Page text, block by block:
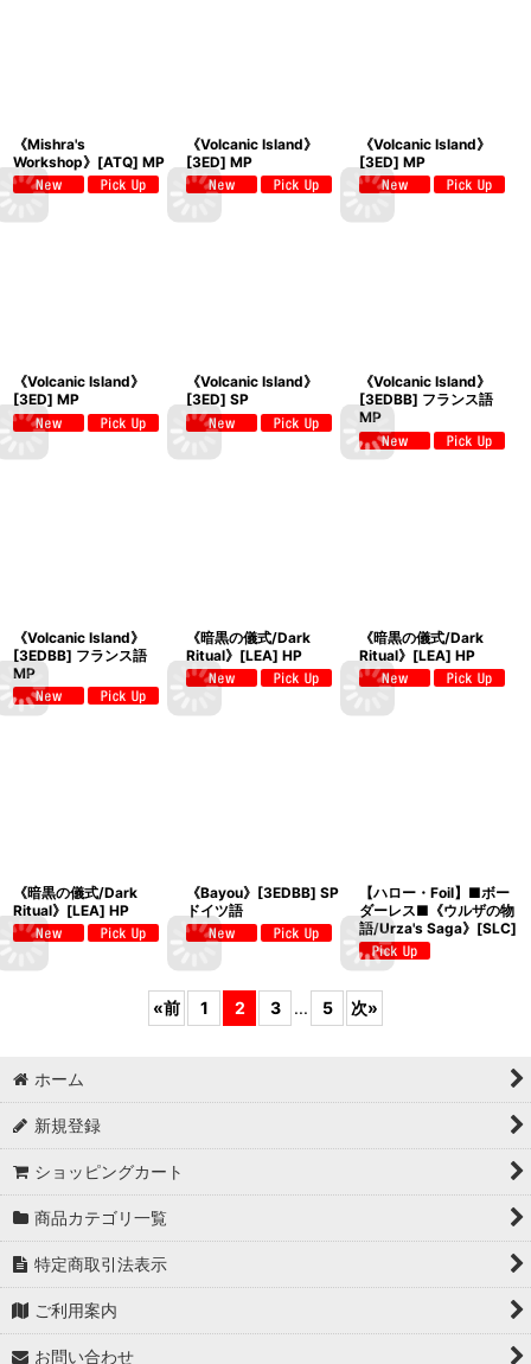
《Mishra's
Workshop》[ATQ] MP
《Volcanic Island》
[3ED] MP
《Volcanic Island》
[3ED] MP
《Volcanic Island》
[3ED] MP
《Volcanic Island》
[3ED] SP
《Volcanic Island》
[3EDBB] フランス語
MP
《Volcanic Island》
[3EDBB] フランス語
MP
《暗黒の儀式/Dark
Ritual》[LEA] HP
《暗黒の儀式/Dark
Ritual》[LEA] HP
《暗黒の儀式/Dark
Ritual》[LEA] HP
《Bayou》[3EDBB] SP
ドイツ語
【ハロー・Foil】■ボー
ダーレス■《ウルザの物
語/Urza's Saga》[SLC]
«前 1 2 3 ... 5 次»
ホーム
新規登録
ショッピングカート
商品カテゴリ一覧
特定商取引法表示
ご利用案内
お問い合わせ